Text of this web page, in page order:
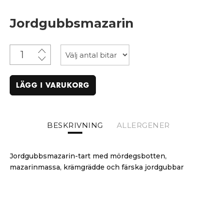
Jordgubbsmazarin
LÄGG I VARUKORG
BESKRIVNING ALLERGENER
Jordgubbsmazarin-tart med mördegsbotten,
mazarinmassa, krämgrädde och färska jordgubbar